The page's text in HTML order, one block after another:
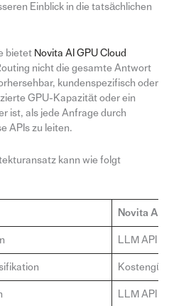
Einblick in die tatsächlichen
bietet Novita AI GPU Cloud
nicht die gesamte Antwort
kundenspezifisch oder
GPU-Kapazität oder ein
ist, als jede Anfrage durch
APIs zu leiten.
kann wie folgt
Novita AI
LLM API
LLM API